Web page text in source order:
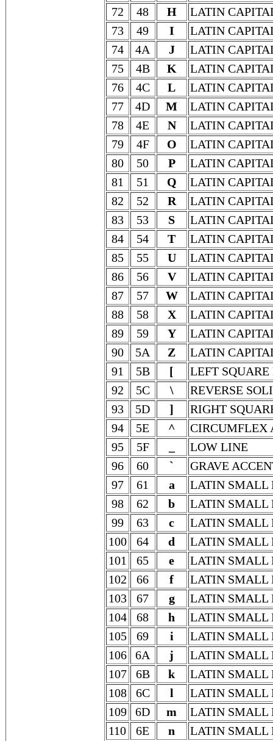
72
48 H
LATIN
73
49 I
LATIN
74
4A J
LATIN
75
4B K
LATIN
76
4C L
LATIN
77
4D M
LATIN
78
4E N
LATIN
79
4F O
LATIN
80
50 P
LATIN
81
51 Q
LATIN
82
52 R
LATIN
83
53 S
LATIN
84
54 T
LATIN
85
55 U
LATIN
86
56 V
LATIN
87
57 W
LATIN
88
58 X
LATIN
89
59 Y
LATIN
90
5A Z
LATIN
91
5B [
LEFT
92
5C \
REVERSE
93
5D ]
RIGHT
94
5E ^
CIRCUMFLEX
95
5F
LOW LINE
96
60 `
GRAVE
97
61 a
LATIN SMALL
98
62 b
LATIN SMALL
99
63 c
LATIN SMALL
100
64 d
LATIN SMALL
101
65 e
LATIN SMALL
102
66 f
LATIN SMALL
103
67 g
LATIN SMALL
104
68 h
LATIN SMALL
105
69 i
LATIN SMALL
106
6A j
LATIN SMALL
107
6B k
LATIN SMALL
108
6C l
LATIN SMALL
109
6D m
LATIN SMALL
110
6E n LATIN SMALL